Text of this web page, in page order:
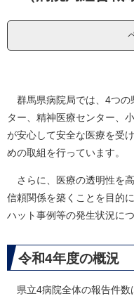
群馬県病院局では、4つの
ター、精神医療センター、
が安心して安全な医療を受
めの取組を行っています。
さらに、医療の透明性を
信頼関係を築くことを目的
ハット事例等の発生状況に
令和4年度の概況
県立4病院全体の報告件数